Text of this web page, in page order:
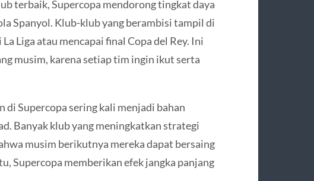
terbaik, Supercopa mendorong tingkat daya
Spanyol. Klub-klub yang berambisi tampil di
Liga atau mencapai final Copa del Rey. Ini
musim, karena setiap tim ingin ikut serta
di Supercopa sering kali menjadi bahan
Banyak klub yang meningkatkan strategi
musim berikutnya mereka dapat bersaing
Supercopa memberikan efek jangka panjang